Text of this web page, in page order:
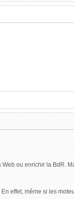
ou enrichir la BdR.
effet, même si les